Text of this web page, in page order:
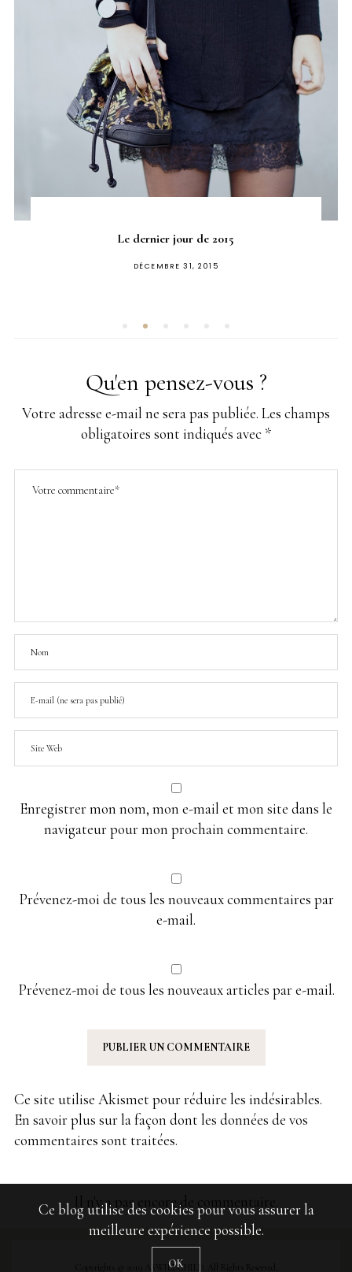
Le dernier jour de 2015
PUBLIÉ
DÉCEMBRE 31, 2015
Qu'en pensez-vous ?
Votre adresse e-mail ne sera pas publiée. Les champs
obligatoires sont indiqués avec *
Enregistrer mon nom, mon e-mail et mon site dans le
navigateur pour mon prochain commentaire.
Prévenez-moi de tous les nouveaux commentaires par
e-mail.
Prévenez-moi de tous les nouveaux articles par e-mail.
Ce site utilise Akismet pour réduire les indésirables.
En savoir plus sur la façon dont les données de vos
commentaires sont traitées.
Il n'y a pas encore de commentaire.
Copyrights © 2019 ASWILDCHILD. All Rights Reserved.
Ce blog utilise des cookies pour vous assurer la
meilleure expérience possible.
OK